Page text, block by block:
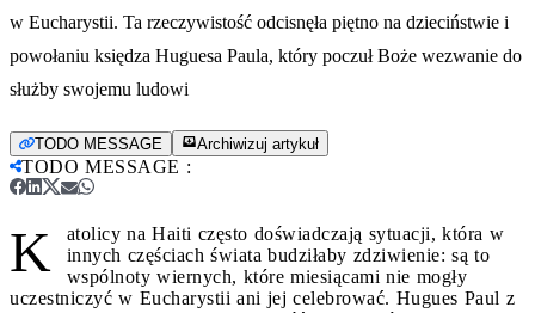
w Eucharystii. Ta rzeczywistość odcisnęła piętno na dzieciństwie i
powołaniu księdza Huguesa Paula, który poczuł Boże wezwanie do
służby swojemu ludowi
TODO MESSAGE Archiwizuj artykuł
TODO MESSAGE :
K
atolicy na Haiti często doświadczają sytuacji, która w
innych częściach świata budziłaby zdziwienie: są to
wspólnoty wiernych, które miesiącami nie mogły
uczestniczyć w Eucharystii ani jej celebrować. Hugues Paul z